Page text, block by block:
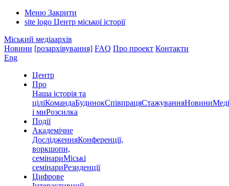
Меню Закрити
site logo Центр міської історії
Міський медіаархів
Новини [розархівування] FAQ Про проект Контакти
Eng
Центр
Про
Наша історія та
ціліКомандаБудинокСпівпрацяСтажуванняНовини
і миРозсилка
Події
Академічне
ДослідженняКонференції,
воркшопи,
семінариМіські
семінариРезиденції
Цифрове